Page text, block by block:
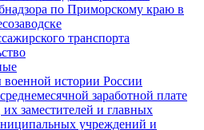
по Приморскому краю в
транспорта
истории России
заработной плате
их заместителей и главных
учреждений и